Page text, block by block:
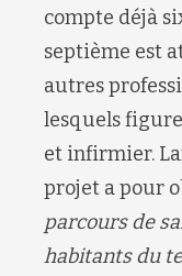
compte déjà
septième est
autres
lesquels
et infirmier.
projet a pour
parcours de
habitants du